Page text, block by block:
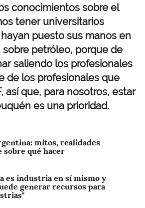
conocimientos sobre el
tener universitarios
puesto sus manos en
petróleo, porque de
saliendo los profesionales
de los profesionales que
así que, para nosotros, estar
es una prioridad.
mitos, realidades
sobre qué hacer
es industria en sí mismo y
generar recursos para